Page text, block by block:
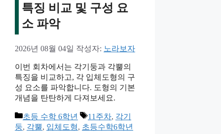
특징 비교 및 구성 요
소 파악
2026년 08월 04일 작성자: 노라보자
이번 회차에서는 각기둥과 각뿔의
특징을 비교하고, 각 입체도형의 구
성 요소를 파악합니다. 도형의 기본
개념을 탄탄하게 다져보세요.
카
테
초등 수학 6학년
태
그
11주차, 각기
둥, 각뿔, 입체도형, 초등수학6학년